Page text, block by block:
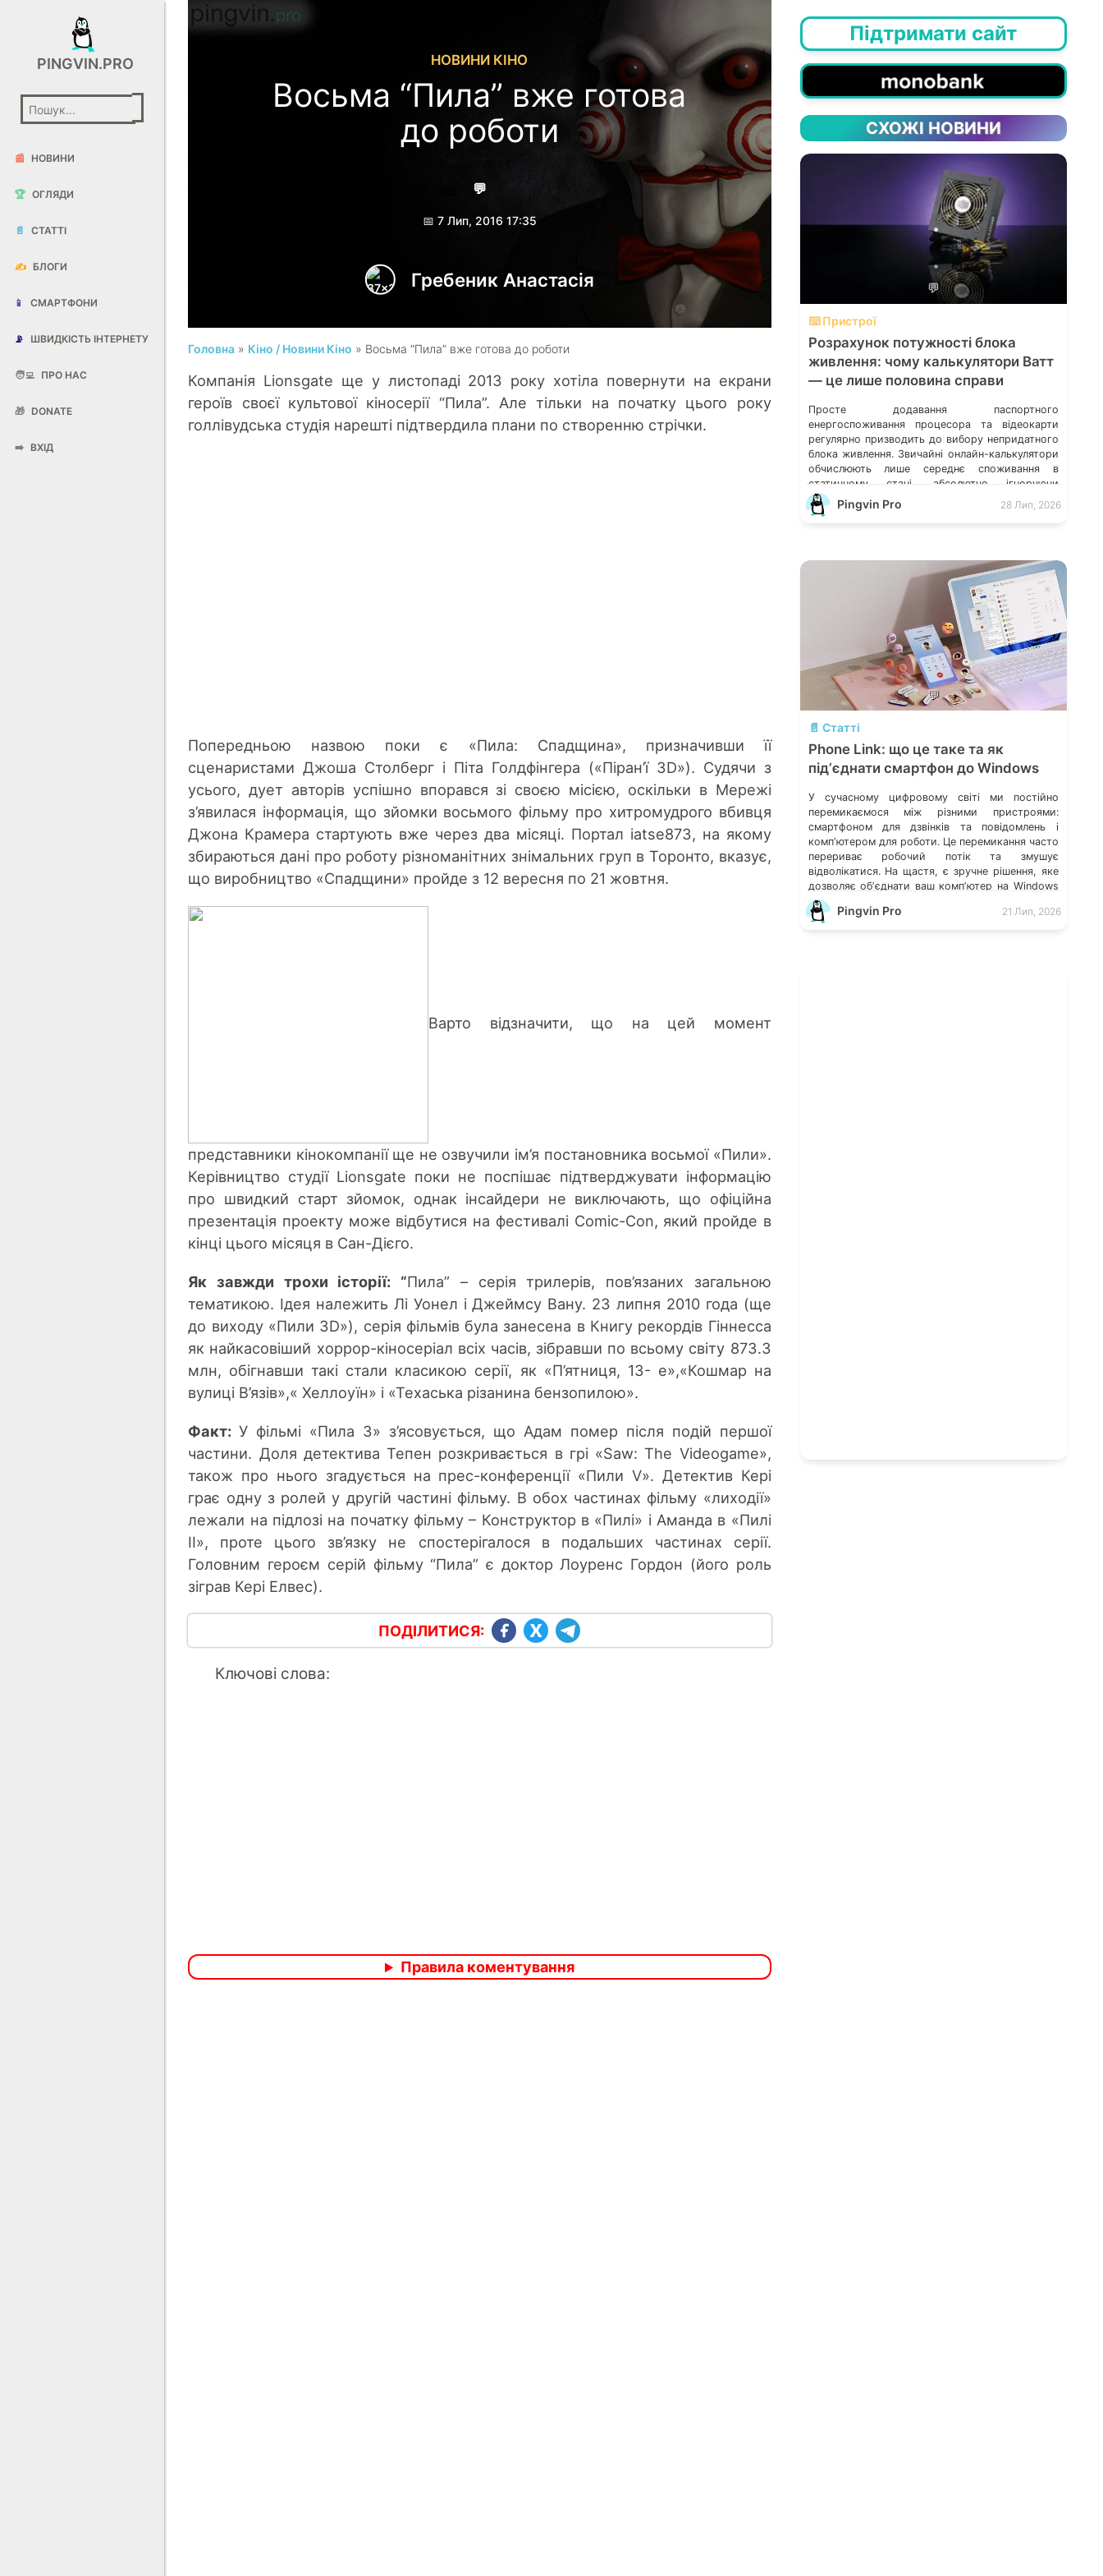
PINGVIN.PRO
📰 НОВИНИ
🏆 ОГЛЯДИ
📄 СТАТТІ
✍️ БЛОГИ
📱 СМАРТФОНИ
📡 ШВИДКІСТЬ ІНТЕРНЕТУ
🧑‍💻 ПРО НАС
🎁 DONATE
➡️ ВХІД
НОВИНИ КІНО
Восьма “Пила” вже готова
до роботи
💬
📅 7 Лип, 2016 17:35
Гребеник Анастасія
Головна » Кіно / Новини Кіно » Восьма “Пила” вже готова до роботи
Компанія Lionsgate ще у листопаді 2013 року хотіла повернути на екрани
героїв своєї культової кіносерії “Пила”. Але тільки на початку цього року
голлівудська студія нарешті підтвердила плани по створенню стрічки.
Попередньою назвою поки є «Пила: Спадщина», призначивши її
сценаристами Джоша Столберг і Піта Голдфінгера («Піран’ї 3D»). Судячи з
усього, дует авторів успішно впорався зі своєю місією, оскільки в Мережі
з’явилася інформація, що зйомки восьмого фільму про хитромудрого вбивця
Джона Крамера стартують вже через два місяці. Портал iatse873, на якому
збираються дані про роботу різноманітних знімальних груп в Торонто, вказує,
що виробництво «Спадщини» пройде з 12 вересня по 21 жовтня.
Варто відзначити, що на цей момент
представники кінокомпанії ще не озвучили ім’я постановника восьмої «Пили».
Керівництво студії Lionsgate поки не поспішає підтверджувати інформацію
про швидкий старт зйомок, однак інсайдери не виключають, що офіційна
презентація проекту може відбутися на фестивалі Comic-Con, який пройде в
кінці цього місяця в Сан-Дієго.
Як завжди трохи історії: “Пила” – серія трилерів, пов’язаних загальною
тематикою. Ідея належить Лі Уонел і Джеймсу Вану. 23 липня 2010 года (ще
до виходу «Пили 3D»), серія фільмів була занесена в Книгу рекордів Гіннесса
як найкасовіший хоррор-кіносеріал всіх часів, зібравши по всьому світу 873.3
млн, обігнавши такі стали класикою серії, як «П’ятниця, 13- е»,«Кошмар на
вулиці В’язів»,« Хеллоуїн» і «Техаська різанина бензопилою».
Факт:У фільмі «Пила 3» з’ясовується, що Адам помер після подій першої
частини. Доля детектива Тепен розкривається в грі «Saw: The Videogame»,
також про нього згадується на прес-конференції «Пили V». Детектив Кері
грає одну з ролей у другій частині фільму. В обох частинах фільму «лиходії»
лежали на підлозі на початку фільму – Конструктор в «Пилі» і Аманда в «Пилі
II», проте цього зв’язку не спостерігалося в подальших частинах серії.
Головним героєм серій фільму “Пила” є доктор Лоуренс Гордон (його роль
зіграв Кері Елвес).
ПОДІЛИТИСЯ:
Ключові слова:
Правила коментування
Підтримати сайт
СХОЖІ НОВИНИ
💬
⌨️ Пристрої
Розрахунок потужності блока
живлення: чому калькулятори Ватт
— це лише половина справи
Просте додавання паспортного
енергоспоживання процесора та відеокарти
регулярно призводить до вибору непридатного
блока живлення. Звичайні онлайн-калькулятори
обчислюють лише середнє споживання в
статичному стані, абсолютно ігноруючи
мікросекундні стрибки навантаження, якість
схемотехніки та розподіл струму по окремих
гарантованим запасом міцності. Пікові […]
Pingvin Pro 28 Лип, 2026
💬
📄 Статті
Phone Link: що це таке та як
підʼєднати смартфон до Windows
У сучасному цифровому світі ми постійно
перемикаємося між різними пристроями:
смартфоном для дзвінків та повідомлень і
компʼютером для роботи. Це перемикання часто
перериває робочий потік та змушує
відволікатися. На щастя, є зручне рішення, яке
дозволяє обʼєднати ваш компʼютер на Windows
із мобільним пристроєм, чи то Android, чи iOS.
Йдеться про застосунок Звʼязок зі смартфоном
Pingvin Pro 21 Лип, 2026